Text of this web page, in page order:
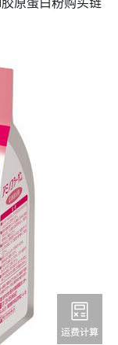
胶原蛋白粉购买链